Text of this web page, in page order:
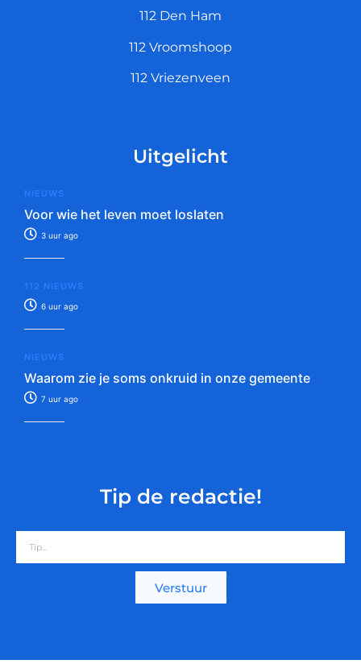
112 Den Ham
112 Vroomshoop
112 Vriezenveen
Uitgelicht
NIEUWS
Voor wie het leven moet loslaten
3 uur ago
112 NIEUWS
6 uur ago
NIEUWS
Waarom zie je soms onkruid in onze gemeente
7 uur ago
Tip de redactie!
Verstuur